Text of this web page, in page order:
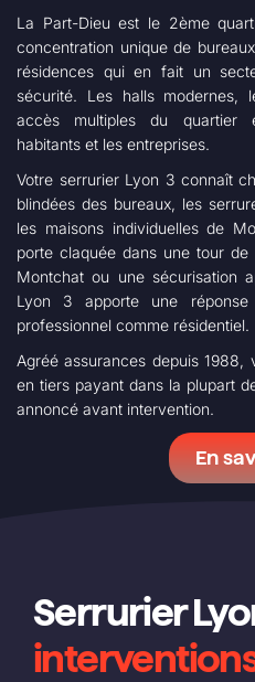
La Part-Dieu est le 2ème
concentration unique de
résidences qui en fait un
sécurité. Les halls modernes,
accès multiples du quartier
habitants et les entreprises.
Votre serrurier Lyon 3 connaît
blindées des bureaux, les
les maisons individuelles de
porte claquée dans une tour
Montchat ou une sécurisation
Lyon 3 apporte une
professionnel comme résidentiel.
Agréé assurances depuis
en tiers payant dans la plupart
annoncé avant intervention.
En
Serrurier